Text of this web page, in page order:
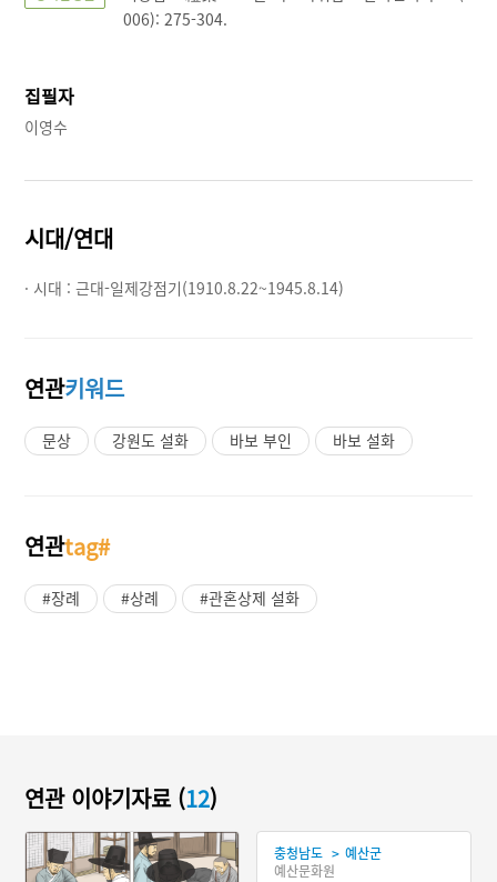
006): 275-304.
집필자
이영수
시대/연대
· 시대 :근대-일제강점기(1910.8.22~1945.8.14)
연관키워드
문상 강원도 설화 바보 부인 바보 설화
연관tag#
#장례 #상례 #관혼상제 설화
연관 이야기자료 (12)
충청남도 > 예산군
예산문화원